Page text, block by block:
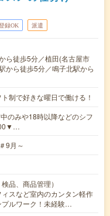
録OK 派遣
ら徒歩5分／植田(名古屋市
から徒歩5分／鳴子北駅から
制で好きな曜日で働ける！
のみや18時以降などのシフ
9月～
品、商品管理）
スなど室内のカンタン軽作
プルワーク！未経験…